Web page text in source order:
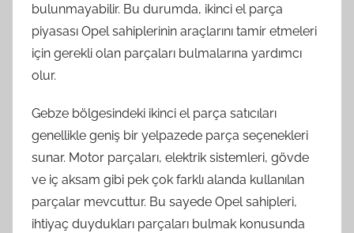
bulunmayabilir. Bu durumda, ikinci el parça
piyasası Opel sahiplerinin araçlarını tamir etmeleri
için gerekli olan parçaları bulmalarına yardımcı
olur.
Gebze bölgesindeki ikinci el parça satıcıları
genellikle geniş bir yelpazede parça seçenekleri
sunar. Motor parçaları, elektrik sistemleri, gövde
ve iç aksam gibi pek çok farklı alanda kullanılan
parçalar mevcuttur. Bu sayede Opel sahipleri,
ihtiyaç duydukları parçaları bulmak konusunda